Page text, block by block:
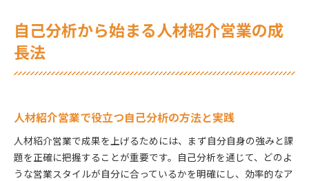
自己分析から始まる人材紹介営業の成
長法
人材紹介営業で役立つ自己分析の方法と実践
人材紹介営業で成果を上げるためには、まず自分自身の強みと課
題を正確に把握することが重要です。自己分析を通じて、どのよ
うな営業スタイルが自分に合っているかを明確にし、効率的なア